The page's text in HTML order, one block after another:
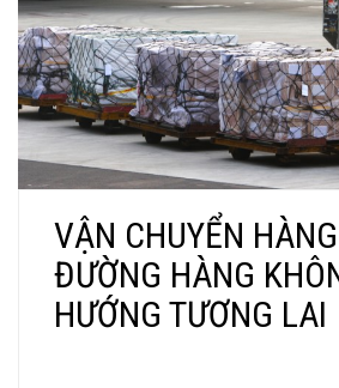
VẬN CHUYỂN
ĐƯỜNG HÀNG
HƯỚNG TƯƠNG LAI